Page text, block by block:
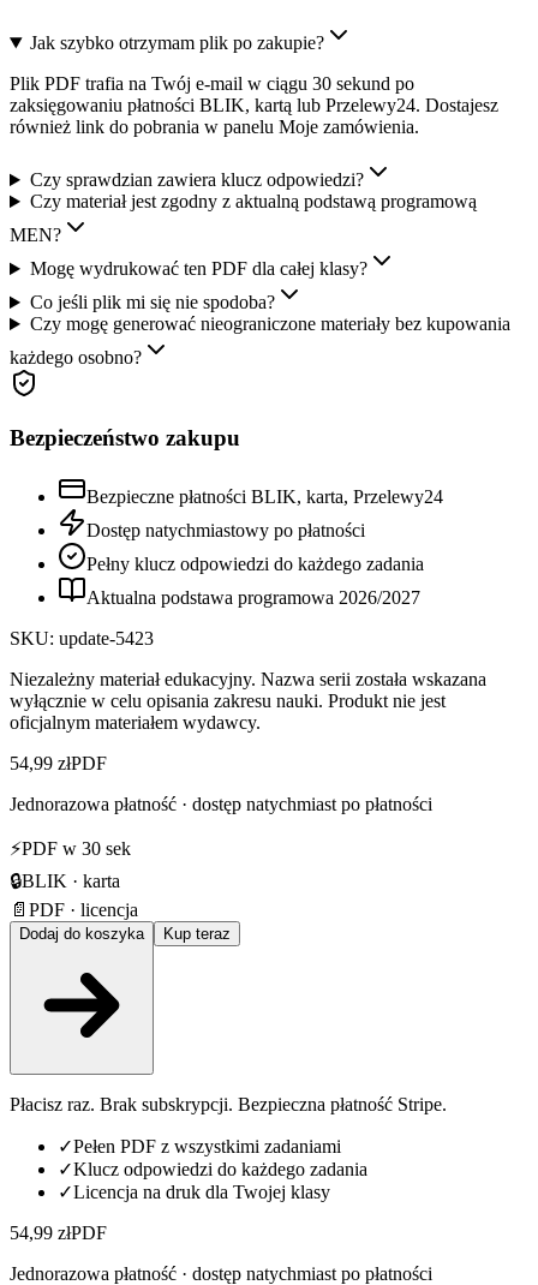
Jak szybko otrzymam plik po zakupie?
Plik PDF trafia na Twój e-mail w ciągu 30 sekund po
zaksięgowaniu płatności BLIK, kartą lub Przelewy24. Dostajesz
również link do pobrania w panelu Moje zamówienia.
Czy sprawdzian zawiera klucz odpowiedzi?
Czy materiał jest zgodny z aktualną podstawą programową
MEN?
Mogę wydrukować ten PDF dla całej klasy?
Co jeśli plik mi się nie spodoba?
Czy mogę generować nieograniczone materiały bez kupowania
każdego osobno?
Bezpieczeństwo zakupu
Bezpieczne płatności BLIK, karta, Przelewy24
Dostęp natychmiastowy po płatności
Pełny klucz odpowiedzi do każdego zadania
Aktualna podstawa programowa 2026/2027
SKU: update-5423
Niezależny materiał edukacyjny. Nazwa serii została wskazana
wyłącznie w celu opisania zakresu nauki. Produkt nie jest
oficjalnym materiałem wydawcy.
54,99 złPDF
Jednorazowa płatność · dostęp natychmiast po płatności
⚡PDF w 30 sek
🔒BLIK · karta
📄 PDF · licencja
Dodaj do koszyka Kup teraz
Płacisz raz. Brak subskrypcji. Bezpieczna płatność Stripe.
✓Pełen PDF z wszystkimi zadaniami
✓Klucz odpowiedzi do każdego zadania
✓Licencja na druk dla Twojej klasy
54,99 złPDF
Jednorazowa płatność · dostęp natychmiast po płatności